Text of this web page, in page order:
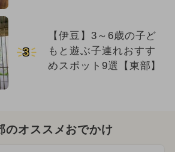
3
【伊豆】3～6歳の子ど
もと遊ぶ子連れおすす
めスポット9選【東部】
のオススメおでかけ